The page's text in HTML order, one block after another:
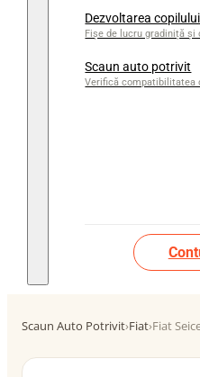
Dezvoltarea copilului
Fișe de lucru gradiniță și
Scaun auto potrivit
Verifică compatibilitatea
Scaun Auto Potrivit›Fiat›Fiat